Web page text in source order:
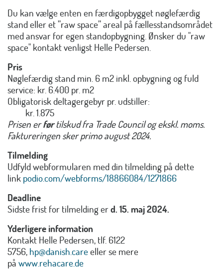
Du kan vælge enten en færdigopbygget nøglefærdig
stand eller et ”raw space” areal på fællesstandsområdet
med ansvar for egen standopbygning. Ønsker du "raw
space" kontakt venligst Helle Pedersen.
Pris
Nøglefærdig stand min. 6 m2 inkl. opbygning og fuld
service: kr. 6.400 pr. m2
Obligatorisk deltagergebyr pr. udstiller:
kr. 1.875
Prisen er før tilskud fra Trade Council og ekskl. moms.
Faktureringen sker primo august 2024.
Tilmelding
Udfyld webformularen med din tilmelding på dette
link podio.com/webforms/18866084/1271866
Deadline
Sidste frist for tilmelding erd. 15. maj 2024.
Yderligere information
Kontakt Helle Pedersen, tlf. 6122
5756, hp@danish.careeller se mere
på www.rehacare.de